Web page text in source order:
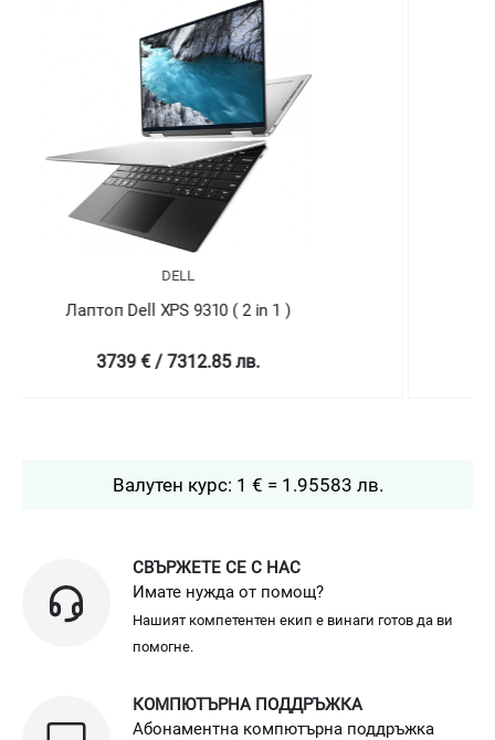
Лаптоп Dell XPS 9310 ( 2 in 1 )
4758.99 € / 9307.78 лв.
Валутен курс: 1 € = 1.95583 лв.
СВЪРЖЕТЕ СЕ С НАС
Имате нужда от помощ?
Нашият компетентен екип е винаги готов да ви
помогне.
КОМПЮТЪРНА ПОДДРЪЖКА
Абонаментна компютърна поддръжка